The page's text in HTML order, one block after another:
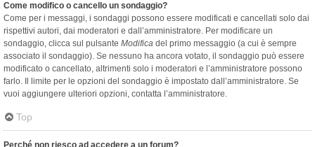
Come modifico o cancello un sondaggio?
Come per i messaggi, i sondaggi possono essere modificati e cancellati solo dai
rispettivi autori, dai moderatori e dall’amministratore. Per modificare un
sondaggio, clicca sul pulsante Modifica del primo messaggio (a cui è sempre
associato il sondaggio). Se nessuno ha ancora votato, il sondaggio può essere
modificato o cancellato, altrimenti solo i moderatori e l’amministratore possono
farlo. Il limite per le opzioni del sondaggio è impostato dall’amministratore. Se
vuoi aggiungere ulteriori opzioni, contatta l’amministratore.
Top
Perché non riesco ad accedere a un forum?